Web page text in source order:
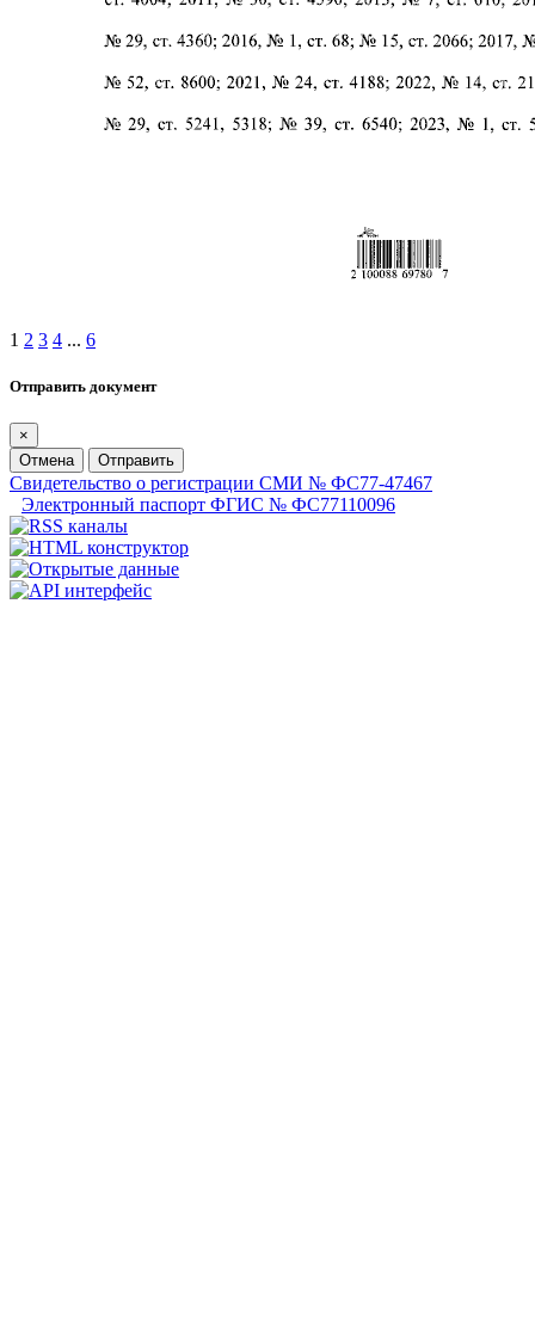
1 2 3 4 ... 6
Отправить документ
×
Отмена
Отправить
Свидетельство о регистрации СМИ № ФС77-47467
Электронный паспорт ФГИС № ФС77110096